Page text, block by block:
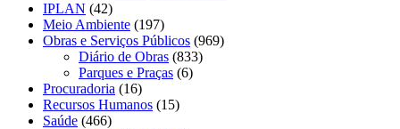
IPLAN (42)
Meio Ambiente (197)
Obras e Serviços Públicos (969)
Diário de Obras (833)
Parques e Praças (6)
Procuradoria (16)
Recursos Humanos (15)
Saúde (466)